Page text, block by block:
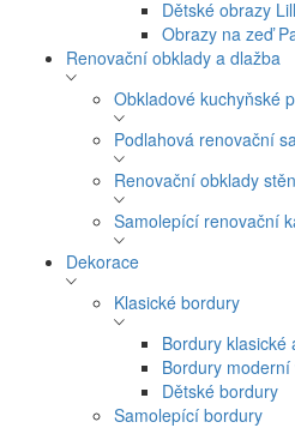
Dětské obrazy
Obrazy na zeď
Renovační obklady a dlažba
Obkladové kuchyňské
Podlahová renovační
Renovační obklady stěn
Samolepící renovační
Dekorace
Klasické bordury
Bordury klasické
Bordury moderní
Dětské bordury
Samolepící bordury